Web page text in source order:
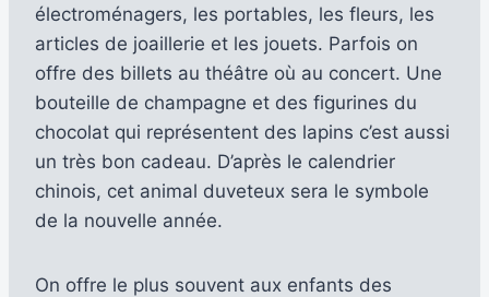
électroménagers, les portables, les fleurs, les
articles de joaillerie et les jouets. Parfois on
offre des billets au théâtre où au concert. Une
bouteille de champagne et des figurines du
chocolat qui représentent des lapins c’est aussi
un très bon cadeau. D’après le calendrier
chinois, cet animal duveteux sera le symbole
de la nouvelle année.
On offre le plus souvent aux enfants des